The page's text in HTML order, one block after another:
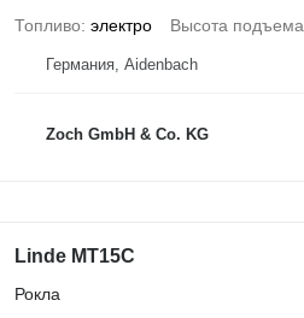
Топливо электро Высота подъема
Германия, Aidenbach
Zoch GmbH & Co. KG
Linde MT15C
Рокла